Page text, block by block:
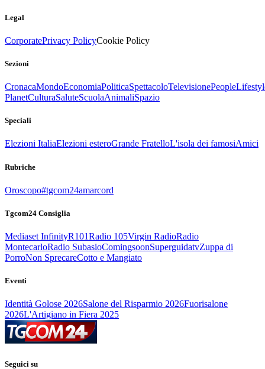
Legal
CorporatePrivacy PolicyCookie Policy
Sezioni
CronacaMondoEconomiaPoliticaSpettacoloTelevisionePeople
PlanetCulturaSaluteScuolaAnimaliSpazio
Speciali
Elezioni ItaliaElezioni esteroGrande FratelloL'isola dei famosiAmici
Rubriche
Oroscopo#tgcom24amarcord
Tgcom24 Consiglia
Mediaset InfinityR101Radio 105Virgin RadioRadio
MontecarloRadio SubasioComingsoonSuperguidatvZuppa di
PorroNon SprecareCotto e Mangiato
Eventi
Identità Golose 2026Salone del Risparmio 2026Fuorisalone
2026L'Artigiano in Fiera 2025
Seguici su